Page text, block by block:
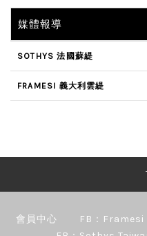
媒體報導
SOTHYS 法國蘇緹
FRAMESI 義大利雲緹
會員中心 FB：Framesi